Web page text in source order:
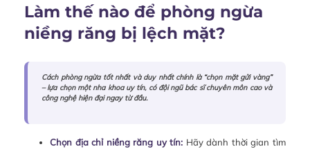
Làm thế nào để phòng ngừa
niềng răng bị lệch mặt?
Cách phòng ngừa tốt nhất và duy nhất chính là “chọn mặt gửi vàng”
– lựa chọn một nha khoa uy tín, có đội ngũ bác sĩ chuyên môn cao và
công nghệ hiện đại ngay từ đầu.
Chọn địa chỉ niềng răng uy tín: Hãy dành thời gian tìm